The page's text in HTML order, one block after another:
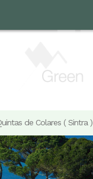
de Colares ( Sintra )